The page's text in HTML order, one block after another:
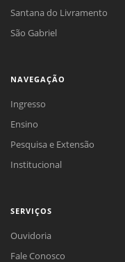
Santana do Livramento
São Gabriel
NAVEGAÇÃO
Ingresso
Ensino
Pesquisa e Extensão
Institucional
SERVIÇOS
Ouvidoria
Fale Conosco